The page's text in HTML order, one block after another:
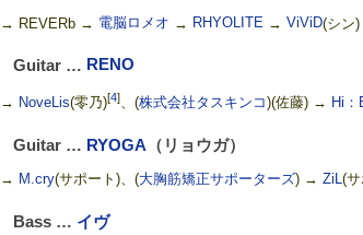
→ REVERb → 電脳ロメオ → RHYOLITE→ ViViD(シン
Guitar … RENO
→ NoveLis(零乃)[4]、(株式会社タスキンコ)(佐藤) → Hi：
Guitar … RYOGA （リョウガ）
→ M.cry(サポート)、(大胸筋矯正サポーターズ) → ZiL(
Bass … イヴ